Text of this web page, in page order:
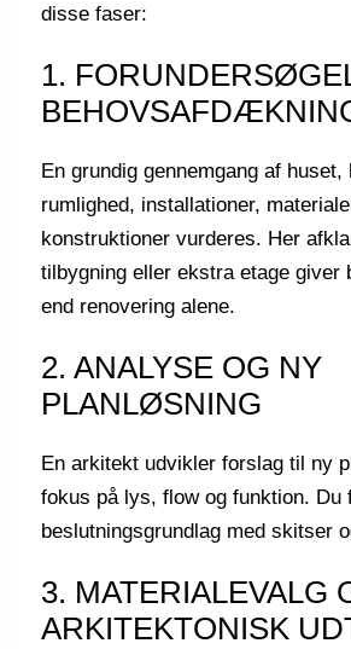
disse faser:
1.
En grundig gennemgang af
rumlighed, installationer,
konstruktioner vurderes. Her
tilbygning eller ekstra etage giver
end renovering alene.
2. ANALYSE OG NY
PLANLØSNING
En arkitekt udvikler forslag til ny
fokus på lys, flow og funktion. Du
beslutningsgrundlag med skitser
3. MATERIALEVALG
ARKITEKTONISK